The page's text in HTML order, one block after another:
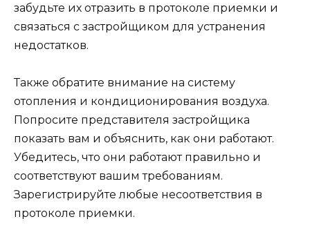
забудьте их отразить в протоколе приемки и
связаться с застройщиком для устранения
недостатков.
Также обратите внимание на систему
отопления и кондиционирования воздуха.
Попросите представителя застройщика
показать вам и объяснить, как они работают.
Убедитесь, что они работают правильно и
соответствуют вашим требованиям.
Зарегистрируйте любые несоответствия в
протоколе приемки.